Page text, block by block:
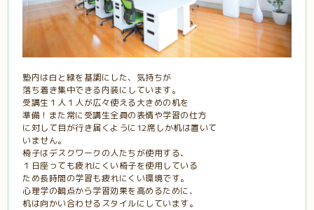
塾内は白と緑を基調にした、気持ちが
落ち着き集中できる内装にしています。
受講生１人１人が広々使える大きめの机を
準備！また常に受講生全員の表情や学習の仕方
に対して目が行き届くように12席しか机は置いて
いません。
椅子はデスクワークの人たちが使用する、
１日座っても疲れにくい椅子を使用している
ため長時間の学習も疲れにくい環境です。
心理学の観点から学習効果を高めるために、
机は向かい合わせるスタイルにしています。